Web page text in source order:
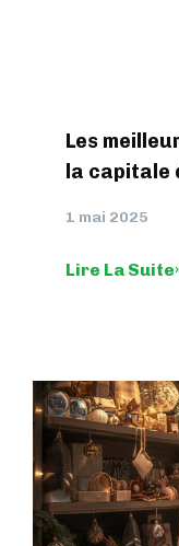
Les
la capitale
1 mai 2025
Lire La